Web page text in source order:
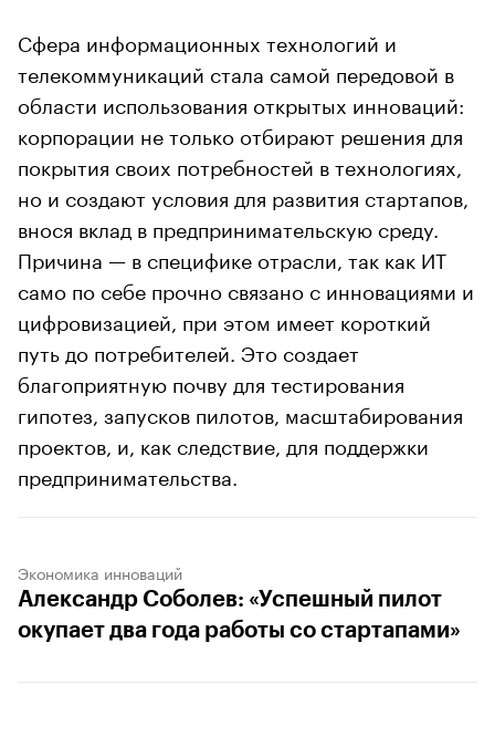
Сфера информационных технологий и
телекоммуникаций стала самой передовой в
области использования открытых инноваций:
корпорации не только отбирают решения для
покрытия своих потребностей в технологиях,
но и создают условия для развития стартапов,
внося вклад в предпринимательскую среду.
Причина — в специфике отрасли, так как ИТ
само по себе прочно связано с инновациями и
цифровизацией, при этом имеет короткий
путь до потребителей. Это создает
благоприятную почву для тестирования
гипотез, запусков пилотов, масштабирования
проектов, и, как следствие, для поддержки
предпринимательства.
Экономика инноваций
Александр Соболев: «Успешный пилот
окупает два года работы со стартапами»